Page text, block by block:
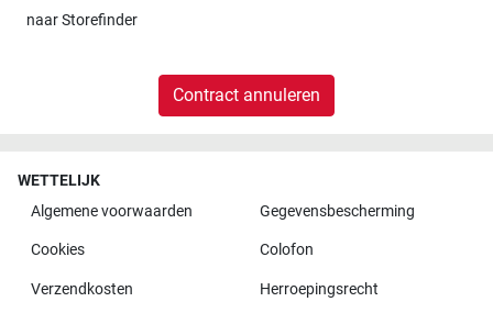
naarStorefinder
Contract annuleren
WETTELIJK
Algemene voorwaarden
Gegevensbescherming
Cookies Colofon
Verzendkosten Herroepingsrecht